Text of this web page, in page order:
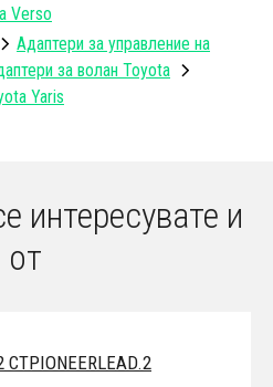
Verso
Адаптери за управление на
за волан Toyota
Yaris
интересувате и
от
CTPIONEERLEAD.2